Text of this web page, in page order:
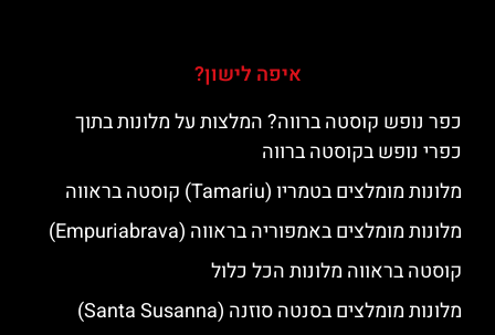
איפה לישון?
כפר נופש קוסטה ברווה? המלצות על מלונות בתוך
כפרי נופש בקוסטה ברווה
מלונות מומלצים בטמריו (Tamariu) קוסטה בראווה
מלונות מומלצים באמפוריה בראווה (Empuriabrava)
קוסטה בראווה מלונות הכל כלול
מלונות מומלצים בסנטה סוזנה (Santa Susanna)